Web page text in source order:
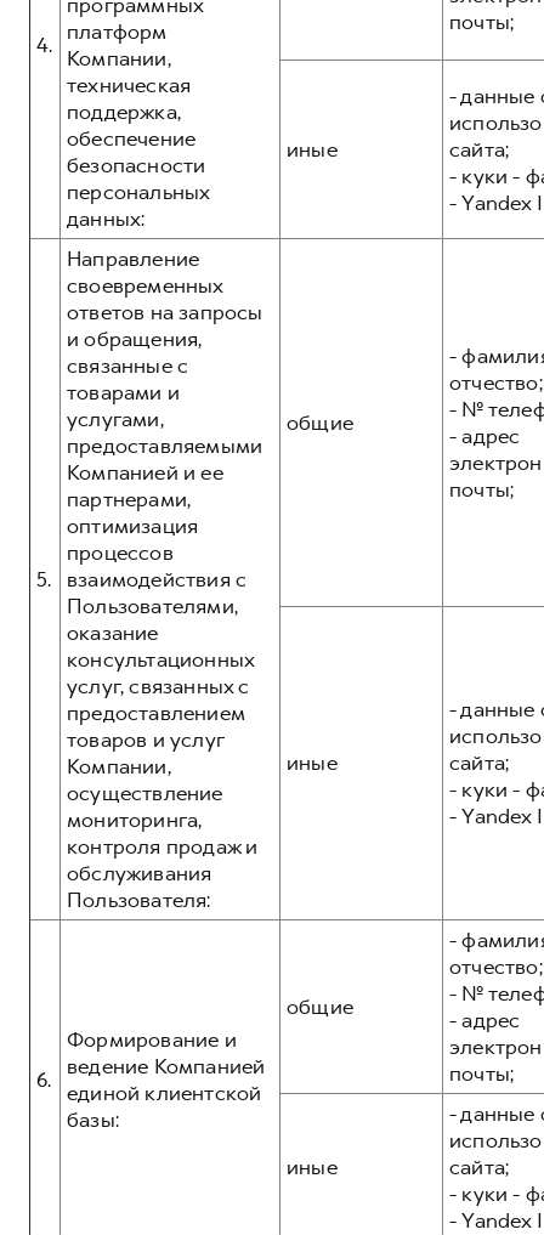
4. платформ
Компании,
техническая
поддержка,
обеспечение
безопасности
персональных
данных:
почты;
иные
- данные
сайта;
- куки -
- Yandex
5.
Направление
своевременных
ответов на запросы
и обращения,
связанные с
товарами и
услугами,
предоставляемыми
Компанией и ее
партнерами,
оптимизация
процессов
взаимодействия с
Пользователями,
оказание
консультационных
услуг, связанных с
предоставлением
товаров и услуг
Компании,
осуществление
мониторинга,
контроля продаж и
обслуживания
Пользователя:
общие
-
отчество;
- №
- адрес
почты;
иные
- данные
сайта;
- куки -
- Yandex
6.
Формирование и
ведение Компанией
единой клиентской
базы:
общие
-
отчество;
- №
- адрес
почты;
иные
- данные
сайта;
- куки -
- Yandex